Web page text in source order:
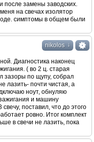
после замены заводских.
на свечах изолятор
симптомы в общем были
nikolos ↓
Диагностика наконец
( во 2 ц. старая
зазоры по щупу, собрал
лазить- почти чистая, а
ноут, обнуляю
и машину
поставил, что до этого
ровно. Итог комплект
в свечи не лазить, пока